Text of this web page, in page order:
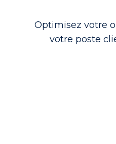
Optimisez votre
votre poste